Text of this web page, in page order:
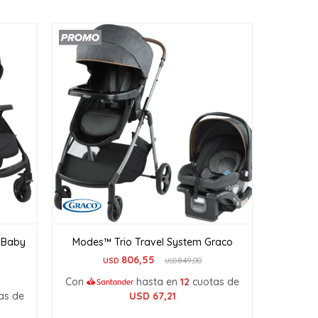
de
Modes™ Trio Travel System Graco
USD 806,55 USD849,00
Con hasta en12 cuotas de
USD 67,21